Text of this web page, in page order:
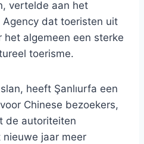
vertelde aan het
dat toeristen uit
het algemeen een sterke
toerisme.
heeft Şanlıurfa een
Chinese bezoekers,
de autoriteiten
jaar meer